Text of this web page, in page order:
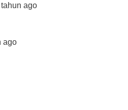
ago
ago